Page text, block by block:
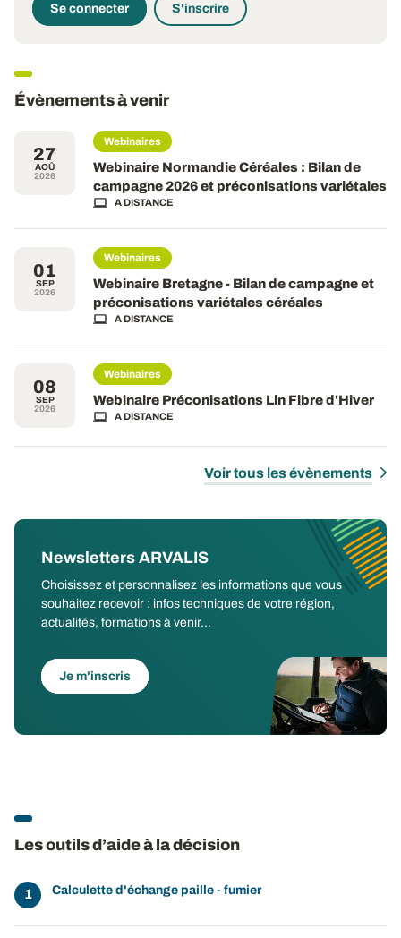
Se connecter S'inscrire
Évènements à venir
27
AOÛ
2026
Webinaires
Webinaire Normandie Céréales : Bilan de
campagne 2026 et préconisations variétales
A DISTANCE
01
SEP
2026
Webinaires
Webinaire Bretagne - Bilan de campagne et
préconisations variétales céréales
A DISTANCE
08
SEP
2026
Webinaires
Webinaire Préconisations Lin Fibre d'Hiver
A DISTANCE
Voir tous les évènements
Newsletters ARVALIS
Choisissez et personnalisez les informations que vous
souhaitez recevoir : infos techniques de votre région,
actualités, formations à venir...
Je m'inscris
Les outils d’aide à la décision
Calculette d'échange paille - fumier